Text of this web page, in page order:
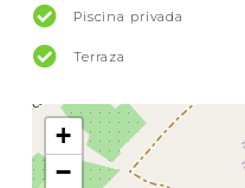
Piscina privada
Terraza
+
−